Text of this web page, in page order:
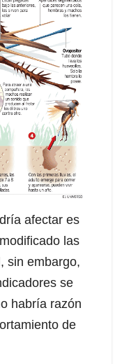
afectar es
las
sin embargo,
se
habría razón
de